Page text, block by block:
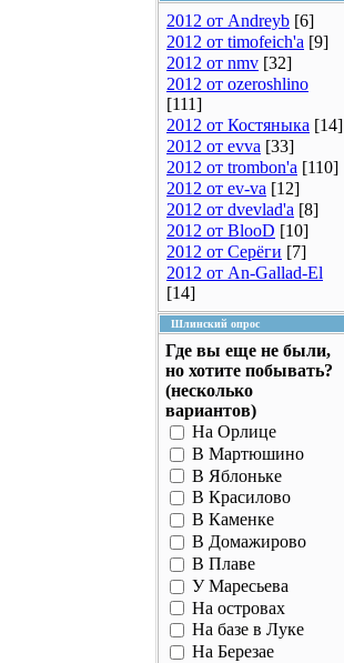
2012 от Andreyb [6]
2012 от timofeich'a [9]
2012 от nmv [32]
2012 от ozeroshlino
[111]
2012 от Костяныка [14]
2012 от evva [33]
2012 от trombon'a [110]
2012 от ev-va [12]
2012 от dvevlad'a [8]
2012 от BlooD [10]
2012 от Серёги [7]
2012 от An-Gallad-El
[14]
Шлинский опрос
Где вы еще не были,
но хотите побывать?
(несколько
вариантов)
На Орлице
В Мартюшино
В Яблоньке
В Красилово
В Каменке
В Домажирово
В Плаве
У Маресьева
На островах
На базе в Луке
На Березае